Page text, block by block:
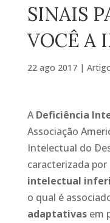
SINAIS
VOCÊ A
22 ago 2017|
ADeficiência
Associação
Intelectual do
caracterizada por
intelectual
o qual é
adaptativasem